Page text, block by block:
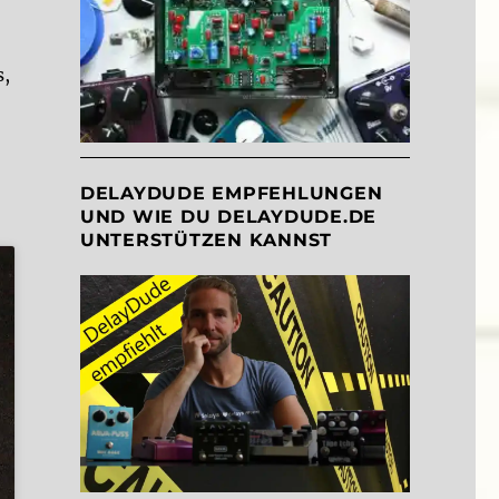
DELAYDUDE EMPFEHLUNGEN
UND WIE DU DELAYDUDE.DE
UNTERSTÜTZEN KANNST